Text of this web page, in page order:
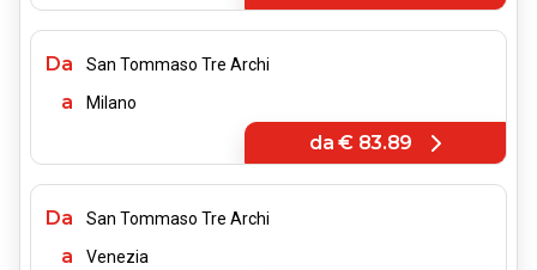
Da
a
San Tommaso Tre Archi
Milano
da € 83.89
Da
a
San Tommaso Tre Archi
Venezia